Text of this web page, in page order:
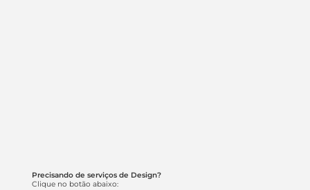
Precisando de serviços de Design?
Clique no botão abaixo: